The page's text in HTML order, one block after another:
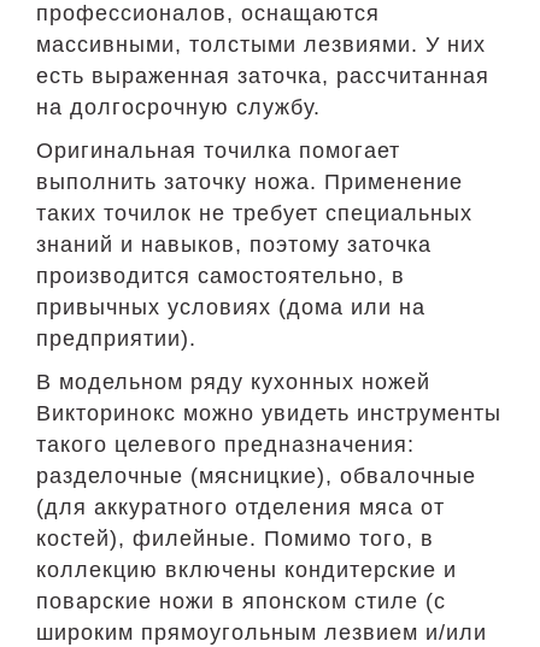
профессионалов, оснащаются
массивными, толстыми лезвиями. У них
есть выраженная заточка, рассчитанная
на долгосрочную службу.
Оригинальная точилка помогает
выполнить заточку ножа. Применение
таких точилок не требует специальных
знаний и навыков, поэтому заточка
производится самостоятельно, в
привычных условиях (дома или на
предприятии).
В модельном ряду кухонных ножей
Викторинокс можно увидеть инструменты
такого целевого предназначения:
разделочные (мясницкие), обвалочные
(для аккуратного отделения мяса от
костей), филейные. Помимо того, в
коллекцию включены кондитерские и
поварские ножи в японском стиле (с
широким прямоугольным лезвием и/или